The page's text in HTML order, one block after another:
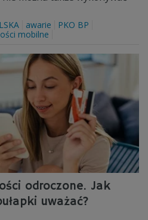
awarie
PKO BP
mobilne
odroczone. Jak
uważać?